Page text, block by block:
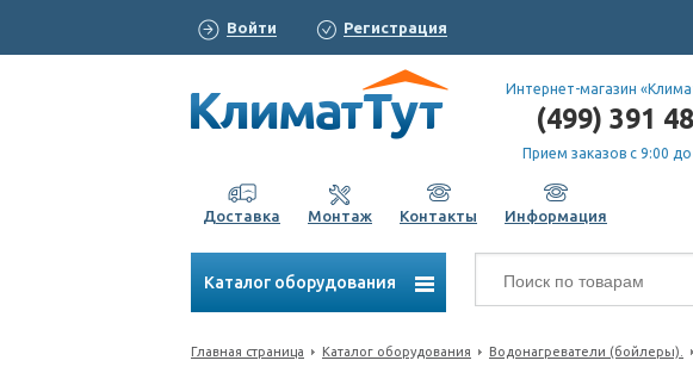
Войти Регистрация
Интернет-магазин
(499) 391
Прием заказов с 9:00
Доставка Монтаж Контакты Информация
Каталог оборудования
Главная страница Каталог оборудования Водонагреватели (бойлеры).